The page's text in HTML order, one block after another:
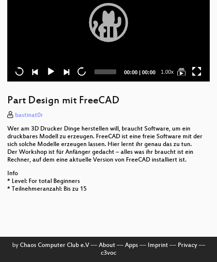
Current
00:00 | Total
00:00 1.00x
Part Design mit FreeCAD
bastinat0r
Wer am 3D Drucker Dinge herstellen will, braucht Software, um ein
druckbares Modell zu erzeugen. FreeCAD ist eine freie Software mit der
sich solche Modelle erzeugen lassen. Hier lernt ihr genau das zu tun.
Der Workshop ist für Anfänger gedacht – alles was ihr braucht ist ein
Rechner, auf dem eine aktuelle Version von FreeCAD installiert ist.
Info
* Level: For total Beginners
* Teilnehmeranzahl: Bis zu 15
by Chaos Computer Club e.V–– About–– Apps–– Imprint–– Privacy––
c3voc